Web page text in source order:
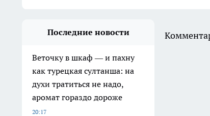
Последние новости
Веточку в шкаф — и пахну
как турецкая султанша: на
духи тратиться не надо,
аромат гораздо дороже
20:17